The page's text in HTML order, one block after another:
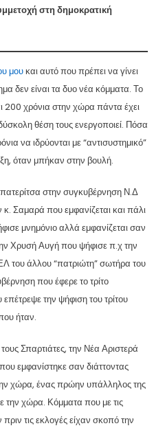
στη δημοκρατική
μουκαι αυτό που πρέπει να γίνει
δεν είναι τα δυο νέα κόμματα. Το
χρόνια στην χώρα πάντα έχει
θέση τους ενεργοποιεί. Πόσα
να ιδρύονται με “αντισυστημικό”
όταν μπήκαν στην βουλή.
στην συγκυβέρνηση Ν.Δ
Σαμαρά που εμφανίζεται και πάλι
μνημόνιο αλλά εμφανίζεται σαν
Χρυσή Αυγή που ψήφισε π.χ την
του άλλου “πατριώτη” σωτήρα του
που έφερε το τρίτο
την ψήφιση του τρίτου
ήταν.
Σπαρτιάτες, την Νέα Αριστερά
εμφανίστηκε σαν διάττοντας
χώρα, ένας πρώην υπάλληλος της
χώρα. Κόμματα που με τις
τις εκλογές είχαν σκοπό την